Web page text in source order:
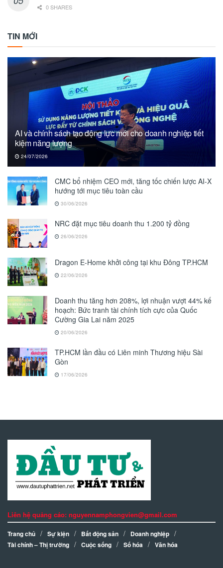
0 SHARES
TIN MỚI
AI và chính sách tạo động lực mới cho doanh nghiệp tiết
kiệm năng lượng
24/07/2026
CMC bổ nhiệm CEO mới, tăng tốc chiến lược AI-X
hướng tới mục tiêu toàn cầu
30/06/2026
NRC đặt mục tiêu doanh thu 1.200 tỷ đồng
26/06/2026
Dragon E-Home khởi công tại khu Đông TP.HCM
22/06/2026
Doanh thu tăng hơn 208%, lợi nhuận vượt 44% kế
hoạch: Bức tranh tài chính tích cực của Quốc
Cường Gia Lai năm 2025
20/06/2026
TP.HCM lần đầu có Liên minh Thương hiệu Sài
Gòn
17/06/2026
Liên hệ quảng cáo: nguyennamphongvien@gmail.com
Trang chủ Sự kiện Bất động sản
Doanh nghiệp
Tài chính – Thị trường
Cuộc sống Số hóa Văn hóa